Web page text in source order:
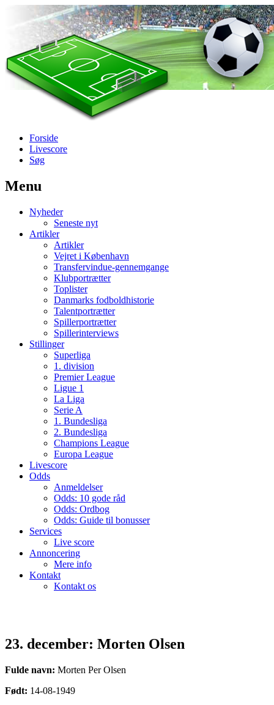
Forside
Livescore
Søg
Наши партнеры
лучшие займы
Menu
Nyheder
Seneste nyt
Artikler
Artikler
Vejret i København
Transfervindue-gennemgange
Klubportrætter
Toplister
Danmarks fodboldhistorie
Talentportrætter
Spillerportrætter
Spillerinterviews
Stillinger
Superliga
1. division
Premier League
Ligue 1
La Liga
Serie A
1. Bundesliga
2. Bundesliga
Champions League
Europa League
Livescore
Odds
Anmeldelser
Odds: 10 gode råd
Odds: Ordbog
Odds: Guide til bonusser
Services
Live score
Annoncering
Mere info
Kontakt
Kontakt os
23. december: Morten Olsen
Fulde navn: Morten Per Olsen
Født: 14-08-1949